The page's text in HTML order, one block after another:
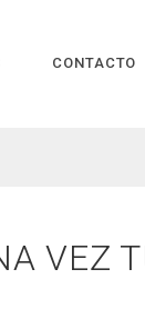
CONTACTO
VEZ